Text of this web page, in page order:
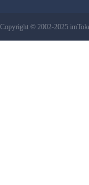
Copyright © 2002-2025